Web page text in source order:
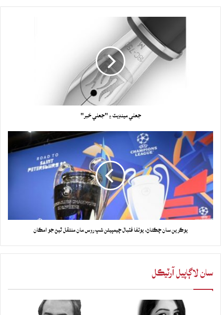
جعلي مينڊيٽ ۽ "جعلي خبر"
يوڪرين سان چڪتاڻ، يوئفا فٽبال چيمپيئن شپ روس مان منتقل ٿيڻ جو امڪان
سان لاڳاپيل آرٽيڪل